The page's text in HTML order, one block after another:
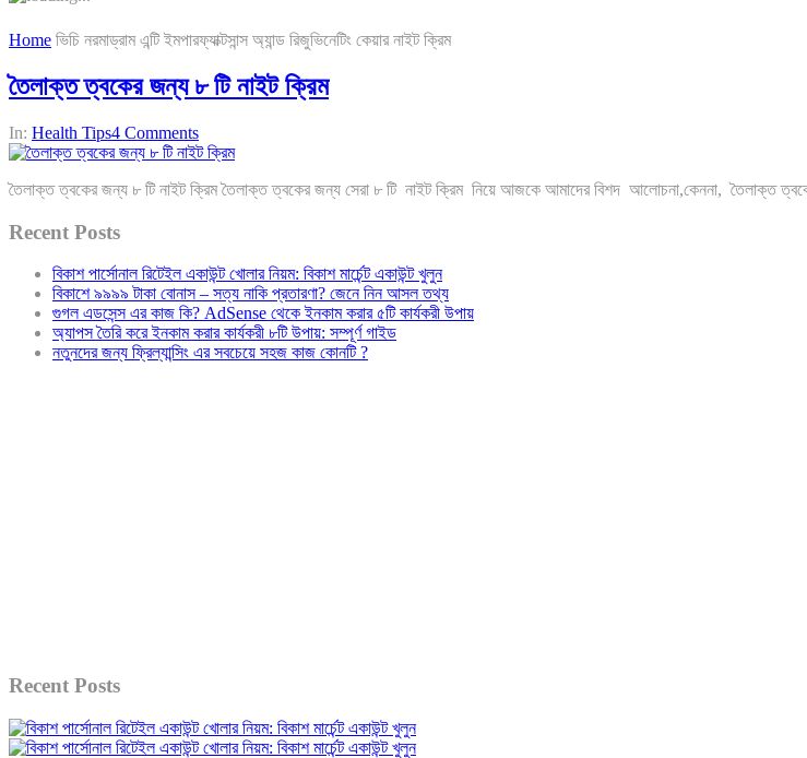
Home ভিচি নরমাড্রাম এন্টি ইমপারফ্যাক্টসান্স অ্যান্ড রিজুভিনেটিং কেয়ার নাইট ক্রিম
তৈলাক্ত ত্বকের জন্য ৮ টি নাইট ক্রিম
In: Health Tips4 Comments
তৈলাক্ত ত্বকের জন্য ৮ টি নাইট ক্রিম তৈলাক্ত ত্বকের জন্য সেরা ৮ টি নাইট ক্রিম নিয়ে আজকে আমাদের বিশদ আলোচনা,কেননা, তৈলাক্ত
Recent Posts
বিকাশ পার্সোনাল রিটেইল একাউন্ট খোলার নিয়ম: বিকাশ মার্চেন্ট একাউন্ট খুলুন
বিকাশে ৯৯৯৯ টাকা বোনাস – সত্য নাকি প্রতারণা? জেনে নিন আসল তথ্য
গুগল এডসেন্স এর কাজ কি? AdSense থেকে ইনকাম করার ৫টি কার্যকরী উপায়
অ্যাপস তৈরি করে ইনকাম করার কার্যকরী ৮টি উপায়: সম্পূর্ণ গাইড
নতুনদের জন্য ফ্রিল্যান্সিং এর সবচেয়ে সহজ কাজ কোনটি ?
Recent Posts